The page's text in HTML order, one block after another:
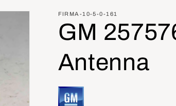
FIRMA-10-5-0-161
GM
Antenna